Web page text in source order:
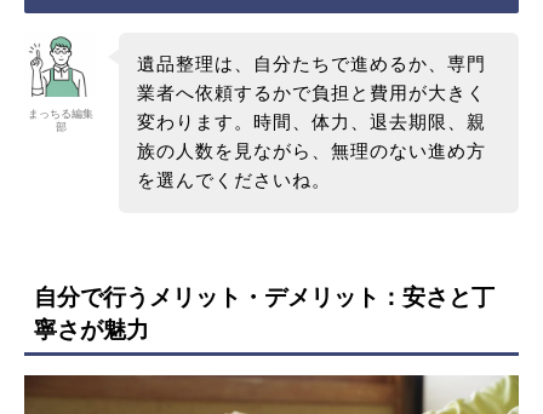
まっちる編集
部
遺品整理は、自分たちで進めるか、専門
業者へ依頼するかで負担と費用が大きく
変わります。時間、体力、退去期限、親
族の人数を見ながら、無理のない進め方
を選んでくださいね。
自分で行うメリット・デメリット： 安さと丁
寧さが魅力